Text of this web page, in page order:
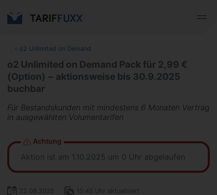
‹ o2 Unlimited on Demand
o2 Unlimited on Demand Pack für 2,99 €
(Option) − aktionsweise bis 30.9.2025
buchbar
Für Bestandskunden mit mindestens 6 Monaten Vertrag
in ausgewählten Volumentarifen
Achtung
Aktion ist am 1.10.2025 um 0 Uhr abgelaufen
22.08.2025 15:45 Uhr aktualisiert